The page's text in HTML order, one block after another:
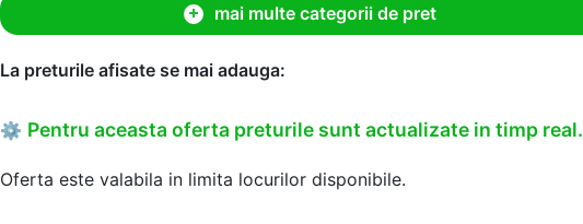
mai multe categorii de pret
La preturile afisate se mai adauga:
⚙ Pentru aceasta oferta preturile sunt actualizate in timp real.
Oferta este valabila in limita locurilor disponibile.